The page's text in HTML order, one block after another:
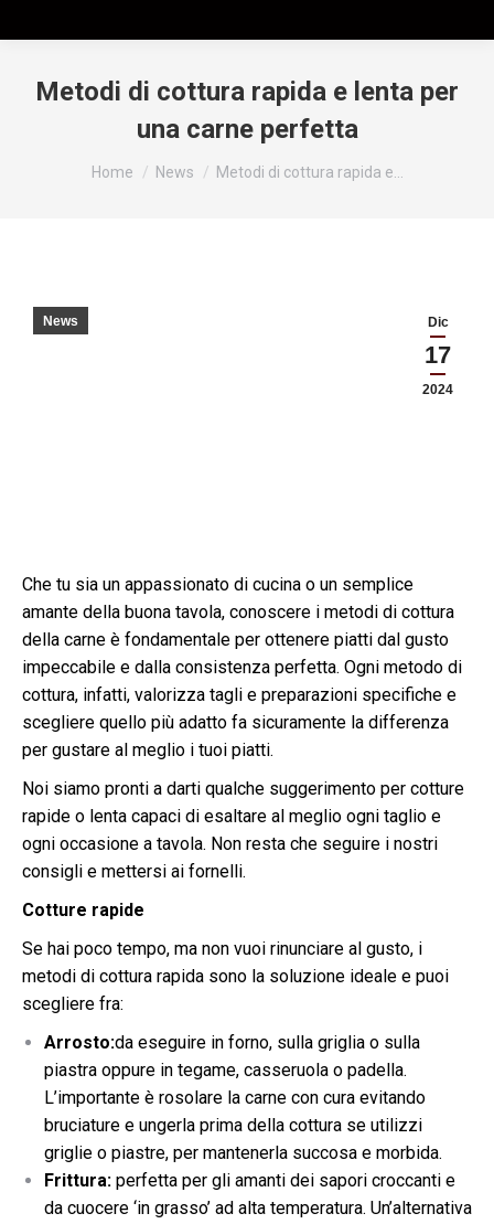
Metodi di cottura rapida e lenta per
una carne perfetta
Tu sei qui:
Home News Metodi di cottura rapida e…
Dic
17
2024
News
Che tu sia un appassionato di cucina o un semplice
amante della buona tavola, conoscere i metodi di cottura
della carne è fondamentale per ottenere piatti dal gusto
impeccabile e dalla consistenza perfetta. Ogni metodo di
cottura, infatti, valorizza tagli e preparazioni specifiche e
scegliere quello più adatto fa sicuramente la differenza
per gustare al meglio i tuoi piatti.
Noi siamo pronti a darti qualche suggerimento per cotture
rapide o lenta capaci di esaltare al meglio ogni taglio e
ogni occasione a tavola. Non resta che seguire i nostri
consigli e mettersi ai fornelli.
Cotture rapide
Se hai poco tempo, ma non vuoi rinunciare al gusto, i
metodi di cottura rapida sono la soluzione ideale e puoi
scegliere fra:
Arrosto:da eseguire in forno, sulla griglia o sulla
piastra oppure in tegame, casseruola o padella.
L’importante è rosolare la carne con cura evitando
bruciature e ungerla prima della cottura se utilizzi
griglie o piastre, per mantenerla succosa e morbida.
Frittura: perfetta per gli amanti dei sapori croccanti e
da cuocere ‘in grasso’ ad alta temperatura. Un’alternativa